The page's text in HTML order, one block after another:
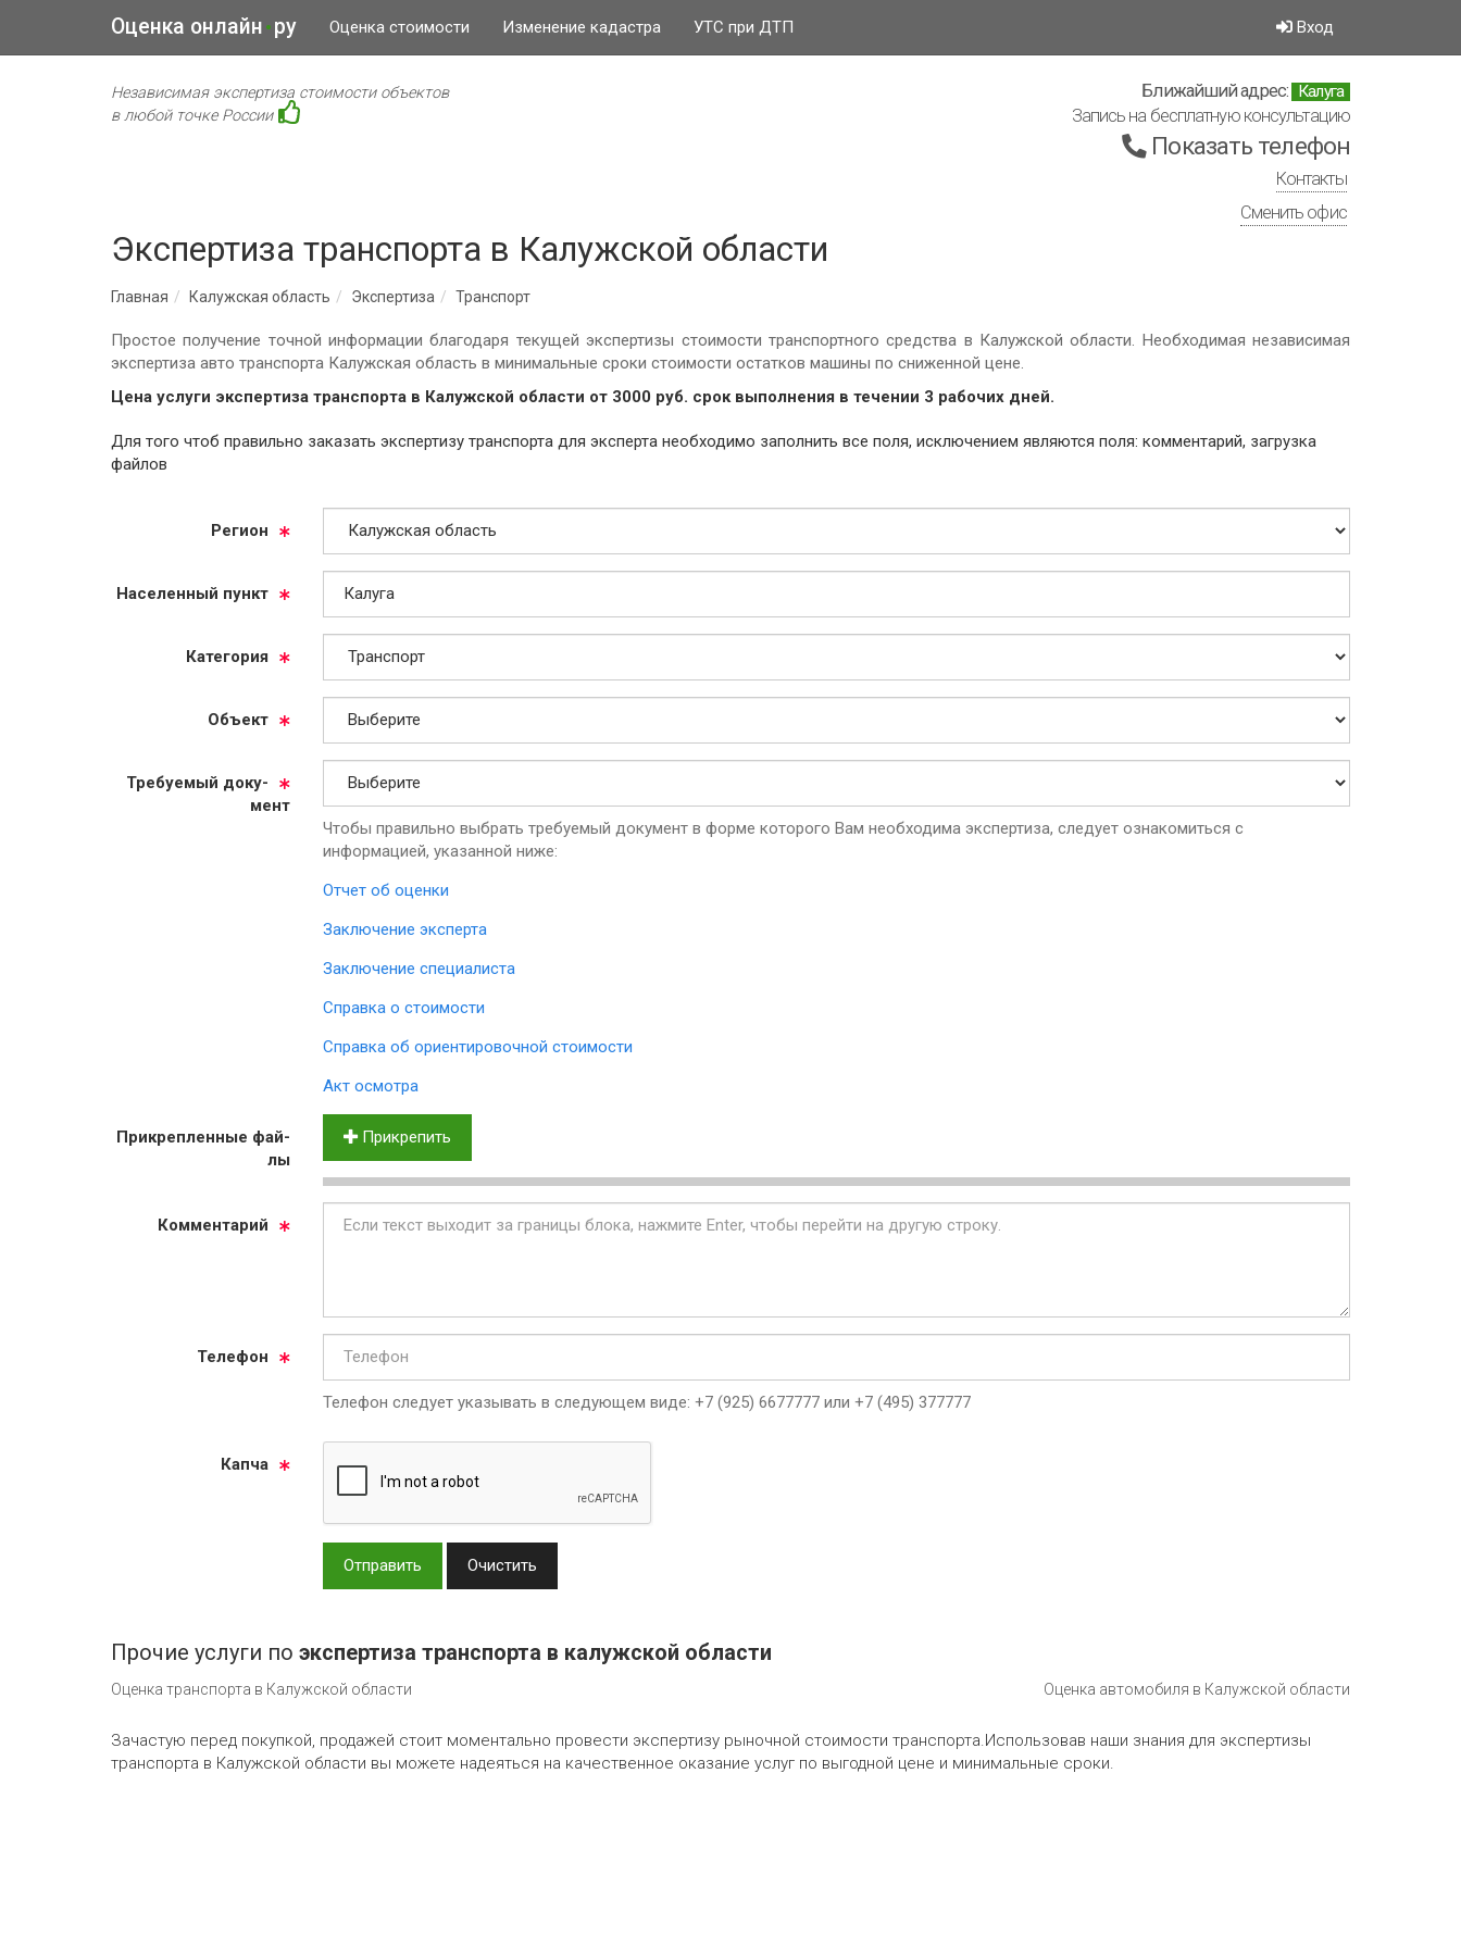
Оценка онлайн • ру Оценка стоимости Изменение кадастра УТС при ДТП Вход
Независимая экспертиза стоимости объектов
в любой точке России
Ближайший адрес: Калуга
Запись на бесплатную консультацию
Показать телефон
Контакты
Сменить офис
Экспертиза транспорта в Калужской области
Главная Калужская область Экспертиза Транспорт
Простое получение точной информации благодаря текущей экспертизы стоимости транспортного средства в Калужской области. Необходимая независимая
экспертиза авто транспорта Калужская область в минимальные сроки стоимости остатков машины по сниженной цене.
Цена услуги экспертиза транспорта в Калужской области от 3000 руб. cрок выполнения в течении 3 рабочих дней.
Для того чтоб правильно заказать экспертизу транспорта для эксперта необходимо заполнить все поля, исключением являются поля: комментарий, загрузка
файлов
Ре­ги­он
На­се­лен­ный пункт
Ка­те­го­рия
Объ­ект
Тре­бу­емый до­ку­
мент
Чтобы правильно выбрать требуемый документ в форме которого Вам необходима экспертиза, следует ознакомиться с
информацией, указанной ниже:
Отчет об оценки
Заключение эксперта
Заключение специалиста
Справка о стоимости
Справка об ориентировочной стоимости
Акт осмотра
Прик­реп­лен­ные фай­
лы
Прикрепить
Ком­мен­та­рий
Те­ле­фон
Телефон следует указывать в следующем виде: +7 (925) 6677777 или +7 (495) 377777
Кап­ча
Отправить Очистить
Прочие услуги по экспертиза транспорта в калужской области
Оценка транспорта в Калужской области Оценка автомобиля в Калужской области
Зачастую перед покупкой, продажей стоит моментально провести экспертизу рыночной стоимости транспорта.Использовав наши знания для экспертизы
транспорта в Калужской области вы можете надеяться на качественное оказание услуг по выгодной цене и минимальные сроки.